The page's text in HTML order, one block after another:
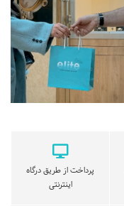
پرداخت از طریق درگاه
اینترنتی